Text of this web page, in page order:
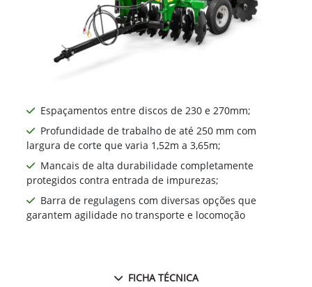
Espaçamentos entre discos de 230 e 270mm​;
Profundidade de trabalho de até 250 mm com
largura de corte que varia 1,52m a 3,65m;
Mancais de alta durabilidade completamente
protegidos contra entrada de impurezas;
Barra de regulagens com diversas opções que
garantem agilidade no transporte e locomoção
FICHA TÉCNICA